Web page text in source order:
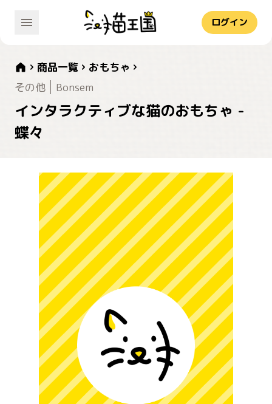
ログイン
商品一覧
おもちゃ
その他
Bonsem
インタラクティブな猫のおもちゃ -
蝶々